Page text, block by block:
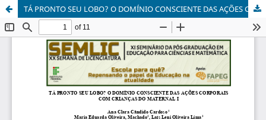
TÁ PRONTO SEU LOBO? O DOMÍNIO CONSCIENTE DAS AÇÕES CORPORAIS COM CRIANÇAS DO MATERNAL I